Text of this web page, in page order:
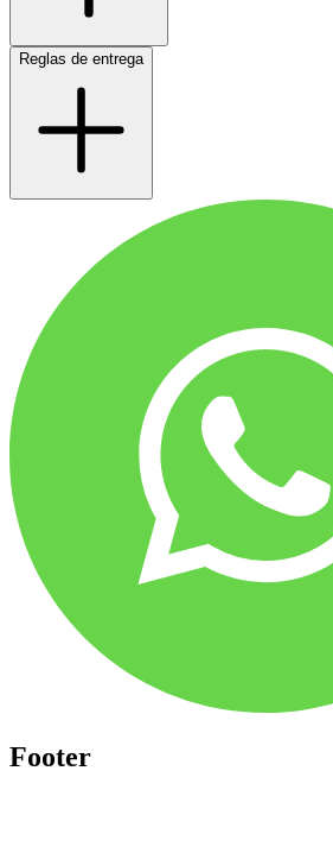
Reglas de entrega
Footer